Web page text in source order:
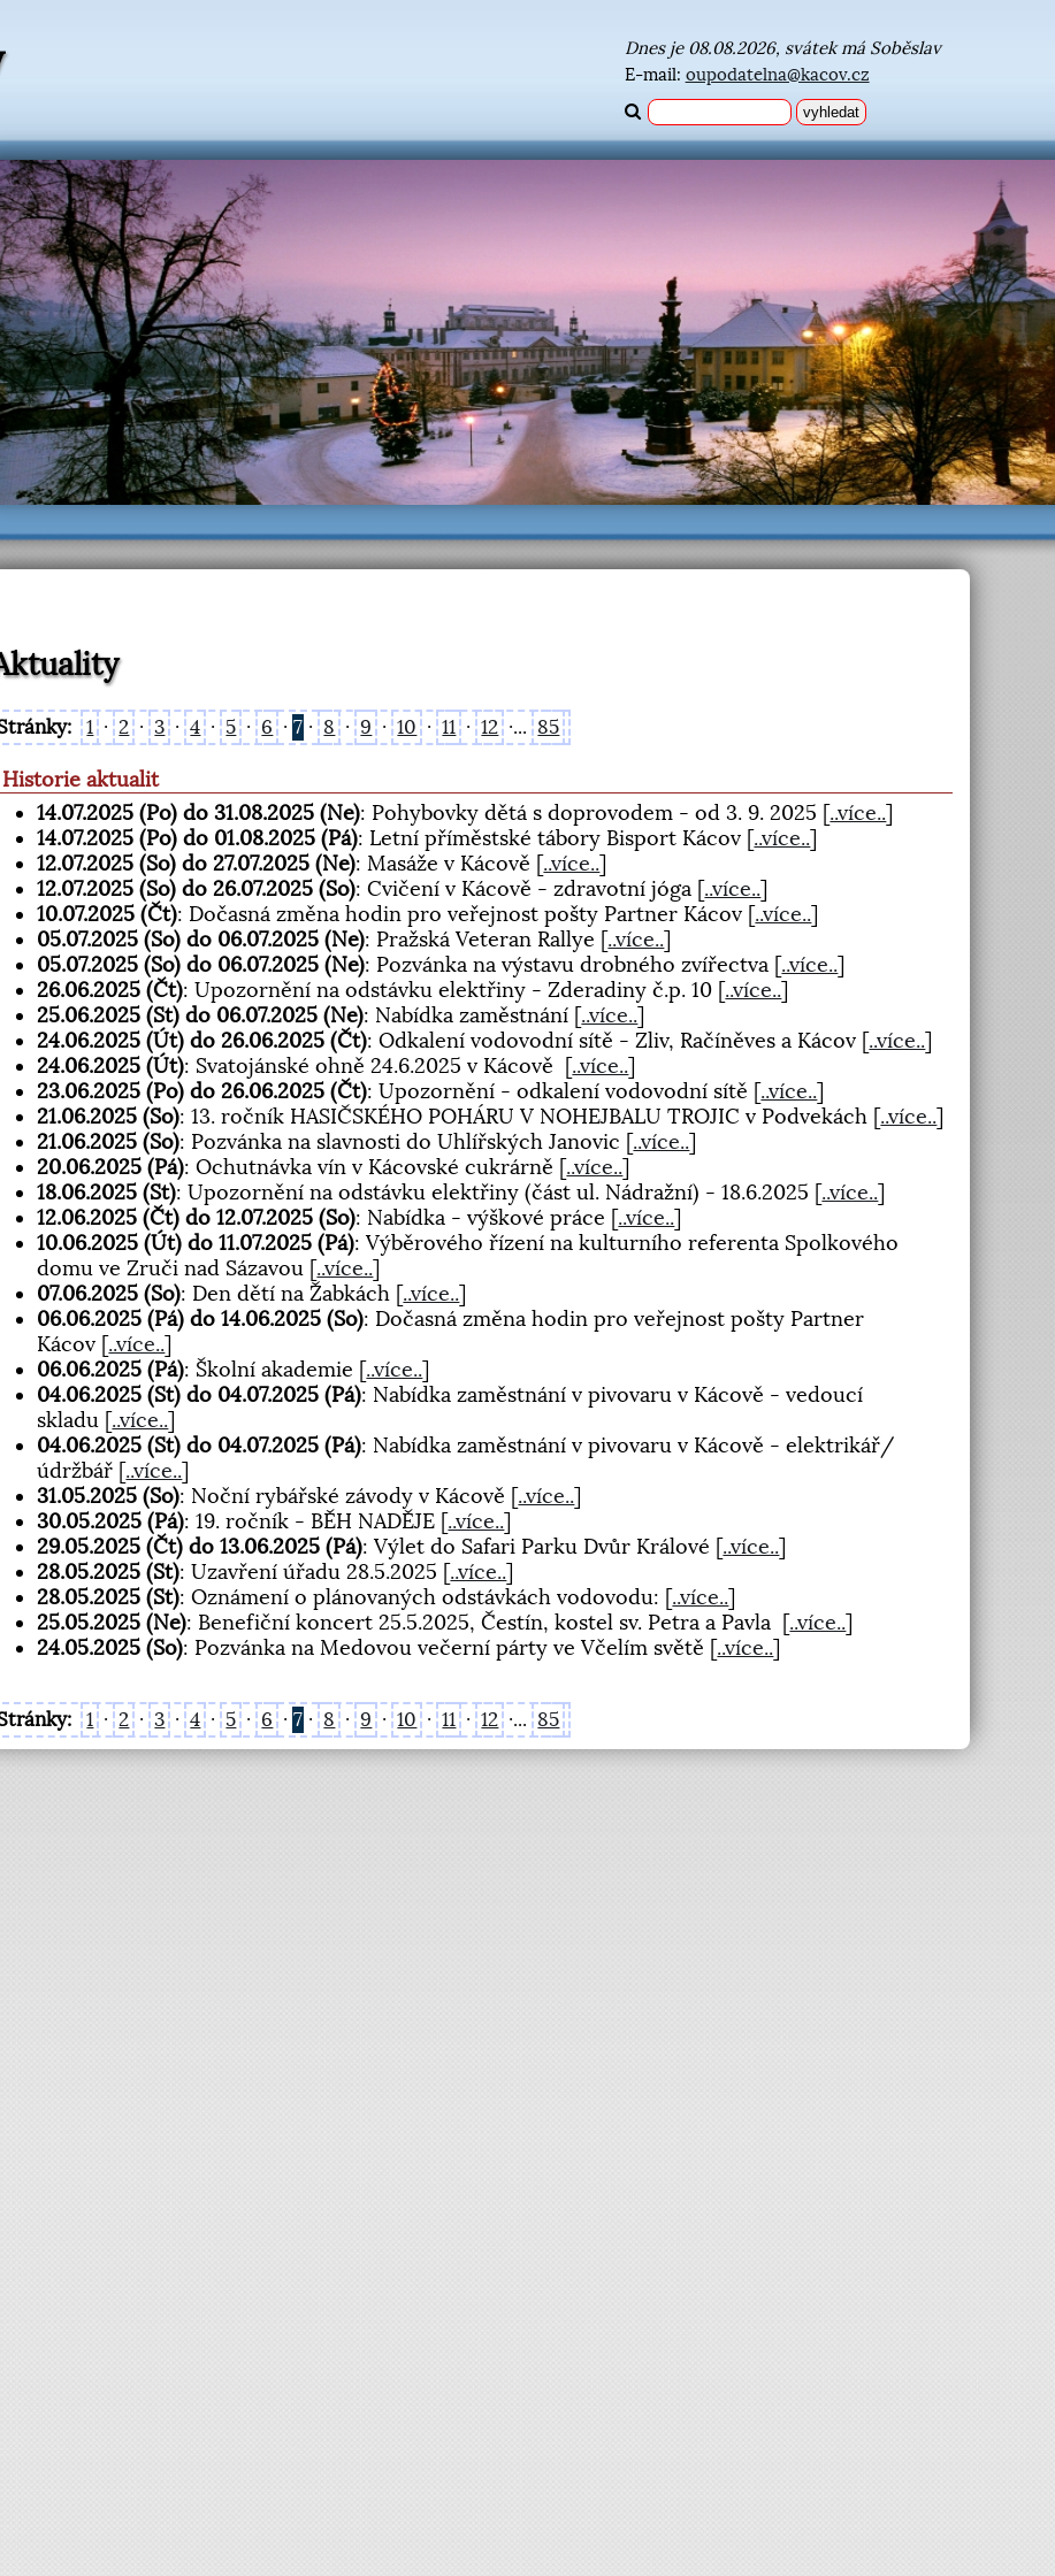
Dnes je 08.08.2026, svátek má Soběslav
E-mail: oupodatelna@kacov.cz
1 · 2 · 3 · 4 · 5 · 6 · 7 · 8 · 9 · 10 · 11 · 12 ·... 85
Historie aktualit
14.07.2025 (Po) do 31.08.2025 (Ne): Pohybovky dětá s doprovodem - od 3. 9. 2025 [..více..]
14.07.2025 (Po) do 01.08.2025 (Pá): Letní příměstské tábory Bisport Kácov [..více..]
12.07.2025 (So) do 27.07.2025 (Ne): Masáže v Kácově [..více..]
12.07.2025 (So) do 26.07.2025 (So): Cvičení v Kácově - zdravotní jóga [..více..]
10.07.2025 (Čt): Dočasná změna hodin pro veřejnost pošty Partner Kácov [..více..]
05.07.2025 (So) do 06.07.2025 (Ne): Pražská Veteran Rallye [..více..]
05.07.2025 (So) do 06.07.2025 (Ne): Pozvánka na výstavu drobného zvířectva [..více..]
26.06.2025 (Čt): Upozornění na odstávku elektřiny - Zderadiny č.p. 10 [..více..]
25.06.2025 (St) do 06.07.2025 (Ne): Nabídka zaměstnání [..více..]
24.06.2025 (Út) do 26.06.2025 (Čt): Odkalení vodovodní sítě - Zliv, Račíněves a Kácov [..více..]
24.06.2025 (Út): Svatojánské ohně 24.6.2025 v Kácově [..více..]
23.06.2025 (Po) do 26.06.2025 (Čt): Upozornění - odkalení vodovodní sítě [..více..]
21.06.2025 (So): 13. ročník HASIČSKÉHO POHÁRU V NOHEJBALU TROJIC v Podvekách [..více..]
21.06.2025 (So): Pozvánka na slavnosti do Uhlířských Janovic [..více..]
20.06.2025 (Pá): Ochutnávka vín v Kácovské cukrárně [..více..]
18.06.2025 (St): Upozornění na odstávku elektřiny (část ul. Nádražní) - 18.6.2025 [..více..]
12.06.2025 (Čt) do 12.07.2025 (So): Nabídka - výškové práce [..více..]
10.06.2025 (Út) do 11.07.2025 (Pá): Výběrového řízení na kulturního referenta Spolkového
domu ve Zruči nad Sázavou [..více..]
07.06.2025 (So): Den dětí na Žabkách [..více..]
06.06.2025 (Pá) do 14.06.2025 (So): Dočasná změna hodin pro veřejnost pošty Partner
Kácov [..více..]
06.06.2025 (Pá): Školní akademie [..více..]
04.06.2025 (St) do 04.07.2025 (Pá): Nabídka zaměstnání v pivovaru v Kácově - vedoucí
skladu [..více..]
04.06.2025 (St) do 04.07.2025 (Pá): Nabídka zaměstnání v pivovaru v Kácově - elektrikář/
údržbář [..více..]
31.05.2025 (So): Noční rybářské závody v Kácově [..více..]
30.05.2025 (Pá): 19. ročník - BĚH NADĚJE [..více..]
29.05.2025 (Čt) do 13.06.2025 (Pá): Výlet do Safari Parku Dvůr Králové [..více..]
28.05.2025 (St): Uzavření úřadu 28.5.2025 [..více..]
28.05.2025 (St): Oznámení o plánovaných odstávkách vodovodu: [..více..]
25.05.2025 (Ne): Benefiční koncert 25.5.2025, Čestín, kostel sv. Petra a Pavla [..více..]
24.05.2025 (So): Pozvánka na Medovou večerní párty ve Včelím světě [..více..]
1 · 2 · 3 · 4 · 5 · 6 · 7 · 8 · 9 · 10 · 11 · 12 ·... 85